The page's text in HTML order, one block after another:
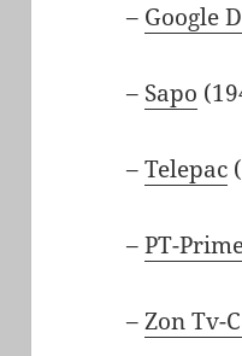
– Google
– Sapo
–Telepac
–PT-
–Zon Tv-